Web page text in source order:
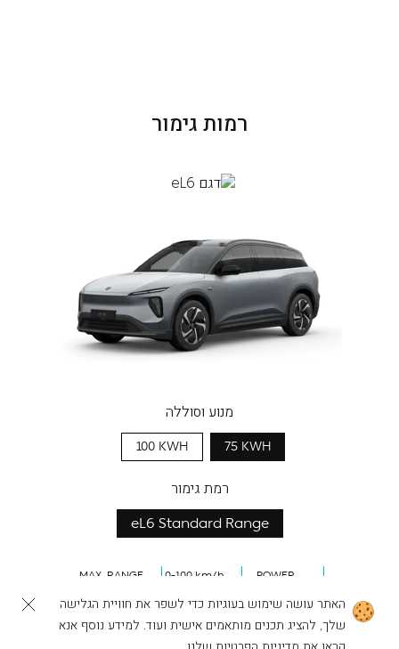
רמות גימור
מנוע וסוללה
75 KWH
100 KWH
רמת גימור
eL6 Standard Range
POWER
489HP
0-100 km/h
4.5 s
MAX. RANGE
406km
לפעולות נוספות
האתר עושה שימוש בעוגיות כדי לשפר את חוויית הגלישה
שלך, להציג תכנים מותאמים אישית ועוד. למידע נוסף אנא